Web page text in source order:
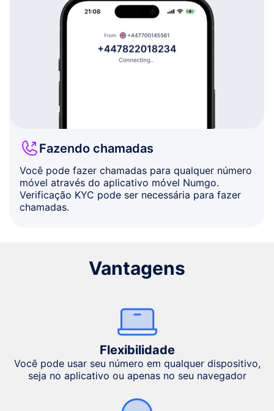
Fazendo chamadas
Você pode fazer chamadas para qualquer número
móvel através do aplicativo móvel Numgo.
Verificação KYC pode ser necessária para fazer
chamadas.
Vantagens
Flexibilidade
Você pode usar seu número em qualquer dispositivo,
seja no aplicativo ou apenas no seu navegador